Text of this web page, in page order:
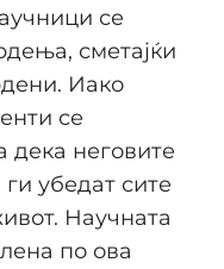
се
сметајќи
Иако
се
дека неговите
убедат сите
Научната
по ова